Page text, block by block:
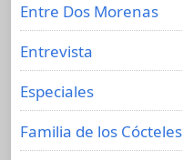
Entre Dos Morenas
Entrevista
Especiales
Familia de los Cócteles